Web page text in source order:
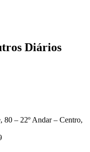
Diários
80 – 22º Andar – Centro,